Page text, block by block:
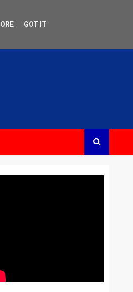
GOT IT